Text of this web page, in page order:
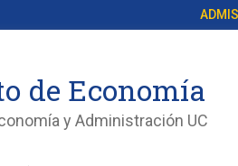
de Economía
y Administración UC